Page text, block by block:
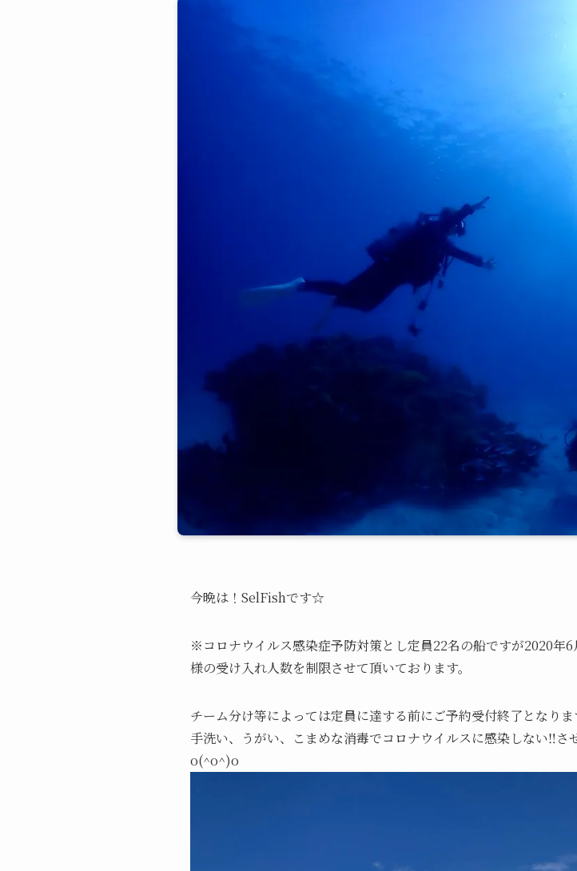
今晩は！SelFishです☆
※コロナウイルス感染症予防対策とし定員22名の船ですが2020年
様の受け入れ人数を制限させて頂いております。
チーム分け等によっては定員に達する前にご予約受付終了となり
手洗い、うがい、こまめな消毒でコロナウイルスに感染しない‼️
o(^o^)o